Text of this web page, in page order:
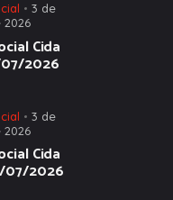
3 de
Cida
07/2026
3 de
Cida
07/2026